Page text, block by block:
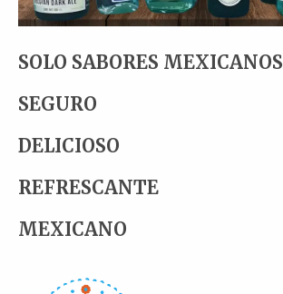
SOLO SABORES MEXICANOS
SEGURO
DELICIOSO
REFRESCANTE
MEXICANO